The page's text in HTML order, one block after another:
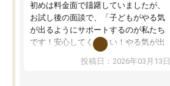
初めは料金面で躊躇していましたが、
お試し後の面談で、「子どもがやる気
が出るようにサポートするのが私たち
です！安心してください！やる気が出
ないのは私たち講師の責任です」と言
ってくださり、確かに！と考えて、思
投稿日：2026年03月13日